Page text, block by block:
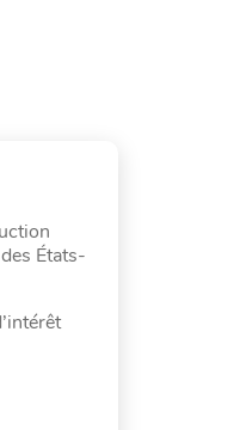
États-